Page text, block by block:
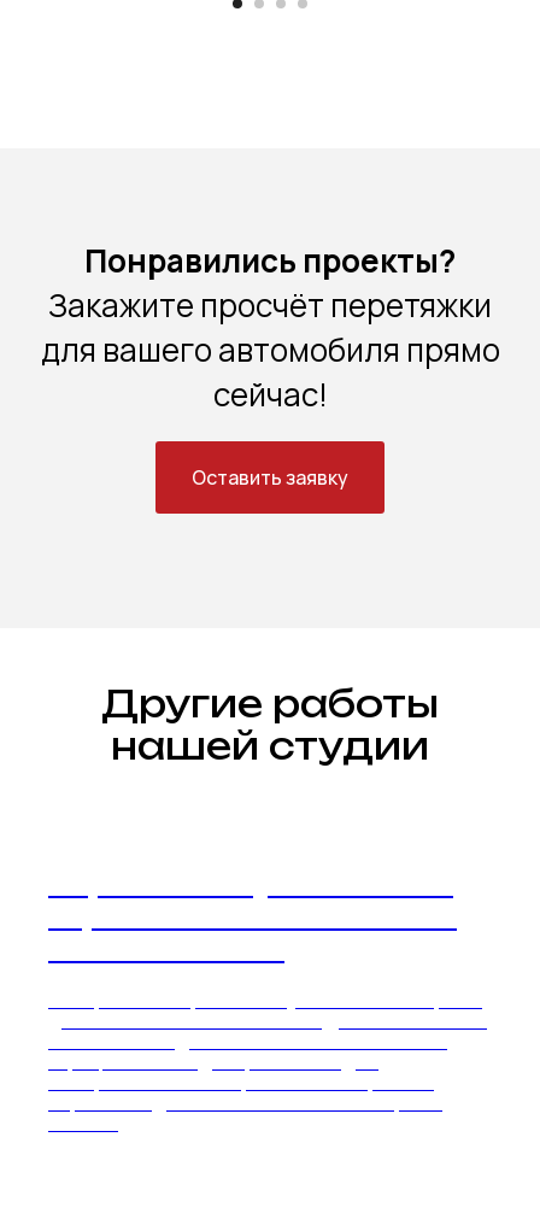
Понравились проекты?
Закажите просчёт перетяжки
для вашего автомобиля прямо
сейчас!
Оставить заявку
Другие работы
нашей студии